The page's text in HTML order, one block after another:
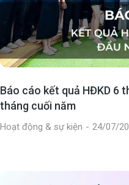
Báo cáo kết quả HĐKD 6
tháng cuối năm
Hoạt động & sự kiện 24/07/